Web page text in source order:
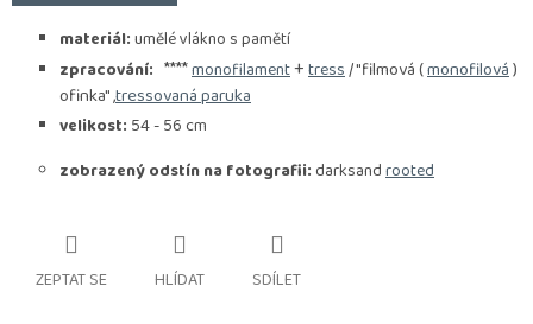
materiál:umělé vlákno s pamětí
zpracování: ****monofilament+tress/ "filmová (monofilová)
ofinka" ,tressovaná paruka
velikost: 54 - 56 cm
zobrazený odstín na fotografii: darksandrooted
ZEPTAT SE HLÍDAT SDÍLET